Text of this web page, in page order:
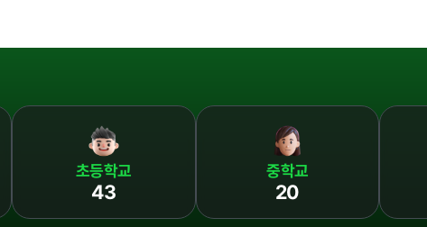
초등학교
43
중학교
20